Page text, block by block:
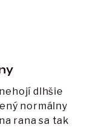
dlhšie
normálny
rana sa tak